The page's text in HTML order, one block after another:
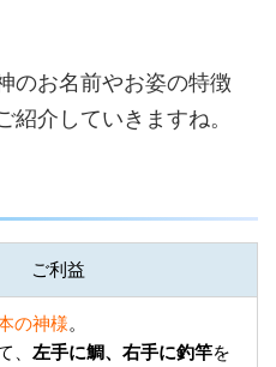
のお名前やお姿の特徴
紹介していきますね。
ご利益
の神様。
、 左手に鯛、右手に釣竿を